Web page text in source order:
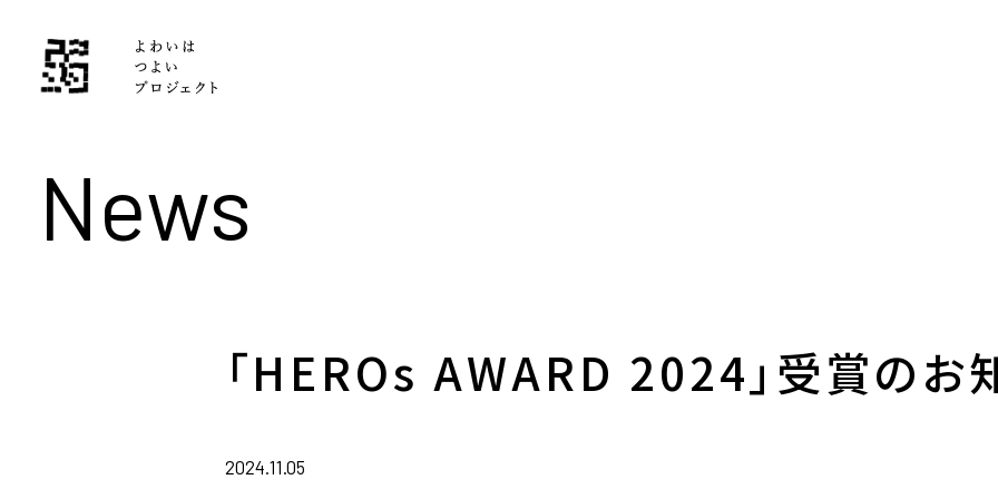
News
「HEROs AWARD 2024」受賞のお
2024.11.05